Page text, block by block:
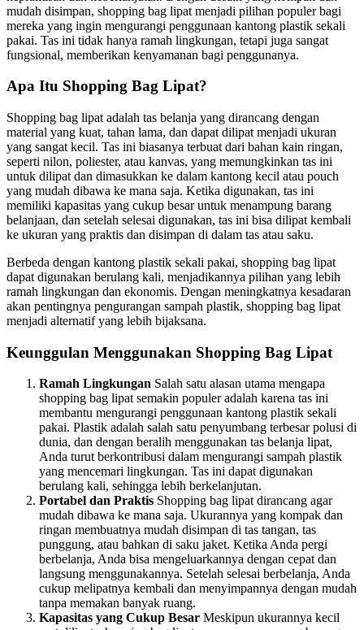
mudah disimpan, shopping bag lipat menjadi pilihan populer bagi
mereka yang ingin mengurangi penggunaan kantong plastik sekali
pakai. Tas ini tidak hanya ramah lingkungan, tetapi juga sangat
fungsional, memberikan kenyamanan bagi penggunanya.
Apa Itu Shopping Bag Lipat?
Shopping bag lipat adalah tas belanja yang dirancang dengan
material yang kuat, tahan lama, dan dapat dilipat menjadi ukuran
yang sangat kecil. Tas ini biasanya terbuat dari bahan kain ringan,
seperti nilon, poliester, atau kanvas, yang memungkinkan tas ini
untuk dilipat dan dimasukkan ke dalam kantong kecil atau pouch
yang mudah dibawa ke mana saja. Ketika digunakan, tas ini
memiliki kapasitas yang cukup besar untuk menampung barang
belanjaan, dan setelah selesai digunakan, tas ini bisa dilipat kembali
ke ukuran yang praktis dan disimpan di dalam tas atau saku.
Berbeda dengan kantong plastik sekali pakai, shopping bag lipat
dapat digunakan berulang kali, menjadikannya pilihan yang lebih
ramah lingkungan dan ekonomis. Dengan meningkatnya kesadaran
akan pentingnya pengurangan sampah plastik, shopping bag lipat
menjadi alternatif yang lebih bijaksana.
Keunggulan Menggunakan Shopping Bag Lipat
Ramah Lingkungan Salah satu alasan utama mengapa
shopping bag lipat semakin populer adalah karena tas ini
membantu mengurangi penggunaan kantong plastik sekali
pakai. Plastik adalah salah satu penyumbang terbesar polusi di
dunia, dan dengan beralih menggunakan tas belanja lipat,
Anda turut berkontribusi dalam mengurangi sampah plastik
yang mencemari lingkungan. Tas ini dapat digunakan
berulang kali, sehingga lebih berkelanjutan.
Portabel dan Praktis Shopping bag lipat dirancang agar
mudah dibawa ke mana saja. Ukurannya yang kompak dan
ringan membuatnya mudah disimpan di tas tangan, tas
punggung, atau bahkan di saku jaket. Ketika Anda pergi
berbelanja, Anda bisa mengeluarkannya dengan cepat dan
langsung menggunakannya. Setelah selesai berbelanja, Anda
cukup melipatnya kembali dan menyimpannya dengan mudah
tanpa memakan banyak ruang.
Kapasitas yang Cukup Besar Meskipun ukurannya kecil